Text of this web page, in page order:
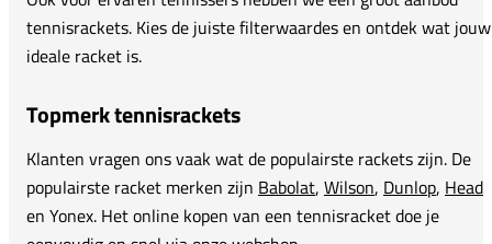
tennisrackets. Kies de juiste filterwaardes en ontdek wat jouw
ideale racket is.
Topmerk tennisrackets
Klanten vragen ons vaak wat de populairste rackets zijn. De
populairste racket merken zijn Babolat, Wilson, Dunlop, Head
en Yonex. Het online kopen van een tennisracket doe je